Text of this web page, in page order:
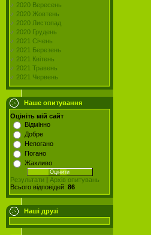
2020 Вересень
2020 Жовтень
2020 Листопад
2020 Грудень
2021 Січень
2021 Березень
2021 Квітень
2021 Травень
2021 Червень
Наше опитування
Оцініть мій сайт
Відмінно
Добре
Непогано
Погано
Жахливо
Результати | Архів опитувань
Всього відповідей: 86
Наші друзі